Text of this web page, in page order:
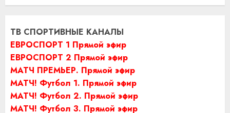
ТВ СПОРТИВНЫЕ КАНАЛЫ
ЕВРОСПОРТ 1 Прямой эфир
ЕВРОСПОРТ 2 Прямой эфир
МАТЧ ПРЕМЬЕР. Прямой эфир
МАТЧ! Футбол 1. Прямой эфир
МАТЧ! Футбол 2. Прямой эфир
МАТЧ! Футбол 3. Прямой эфир